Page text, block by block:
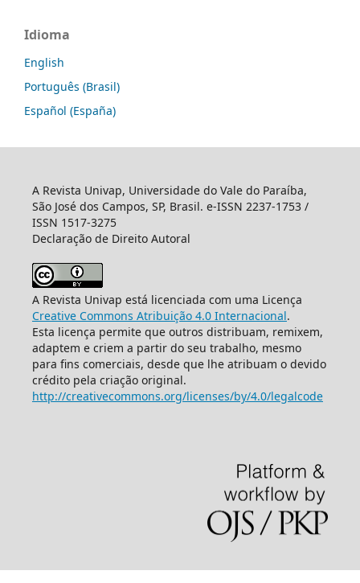
Idioma
English
Português (Brasil)
Español (España)
A Revista Univap, Universidade do Vale do Paraíba,
São José dos Campos, SP, Brasil. e-ISSN 2237-1753 /
ISSN 1517-3275
Declaração de Direito Autoral
A Revista Univap está licenciada com uma Licença
Creative Commons Atribuição 4.0 Internacional.
Esta licença permite que outros distribuam, remixem,
adaptem e criem a partir do seu trabalho, mesmo
para fins comerciais, desde que lhe atribuam o devido
crédito pela criação original.
http://creativecommons.org/licenses/by/4.0/legalcode